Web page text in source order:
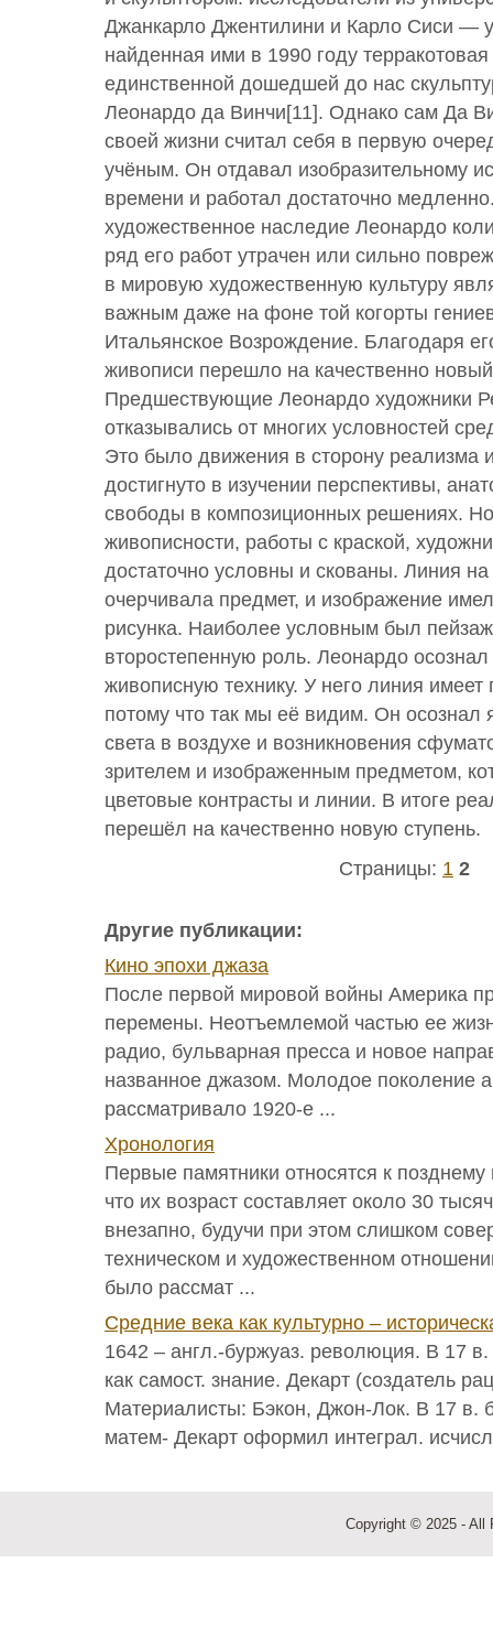
Джанкарло Джентилини и Карло Сиси —
найденная ими в 1990 году
единственной дошедшей до нас
Леонардо да Винчи[11]. Однако сам Да
своей жизни считал себя в первую
учёным. Он отдавал изобразительному
времени и работал достаточно
художественное наследие Леонардо
ряд его работ утрачен или сильно
в мировую художественную культуру
важным даже на фоне той когорты
Итальянское Возрождение. Благодаря
живописи перешло на качественно новый
Предшествующие Леонардо художники
отказывались от многих условностей
Это было движения в сторону реализма
достигнуто в изучении перспективы,
свободы в композиционных решениях.
живописности, работы с краской,
достаточно условны и скованы. Линия на
очерчивала предмет, и изображение
рисунка. Наиболее условным был
второстепенную роль. Леонардо
живописную технику. У него линия имеет
потому что так мы её видим. Он осознал
света в воздухе и возникновения
зрителем и изображенным предметом,
цветовые контрасты и линии. В итоге
перешёл на качественно новую ступень.
Страницы: 1 2
Другие публикации:
Кино эпохи джаза
После первой мировой войны Америка
перемены. Неотъемлемой частью ее
радио, бульварная пресса и новое
названное джазом. Молодое поколение
рассматривало 1920-е ...
Хронология
Первые памятники относятся к позднему
что их возраст составляет около 30
внезапно, будучи при этом слишком
техническом и художественном
было рассмат ...
Средние века как культурно –
1642 – англ.-буржуаз. революция. В 17
как самост. знание. Декарт (создатель
Материалисты: Бэкон, Джон-Лок. В 17 в.
матем- Декарт оформил интеграл.
Copyright © 2025 - All